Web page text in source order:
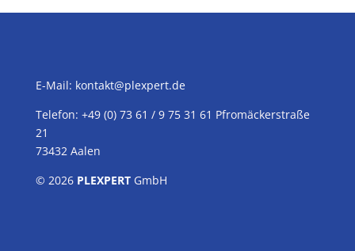
E-Mail: kontakt@plexpert.de
Telefon: +49 (0) 73 61 / 9 75 31 61 Pfromäckerstraße
21
73432 Aalen
© 2026 PLEXPERTGmbH